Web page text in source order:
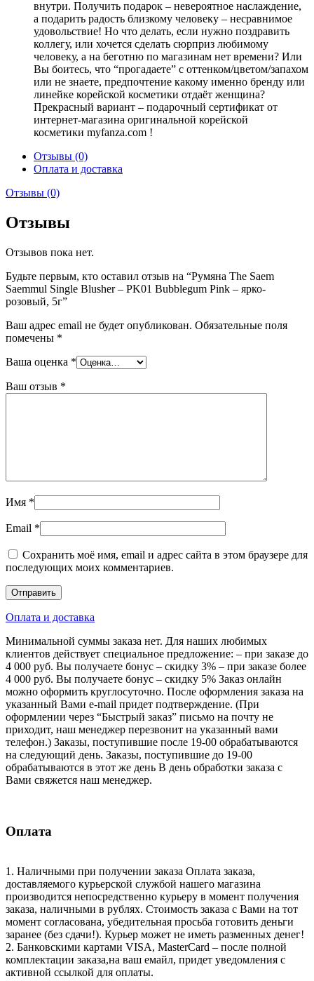
внутри. Получить подарок – невероятное наслаждение,
а подарить радость близкому человеку – несравнимое
удовольствие! Но что делать, если нужно поздравить
коллегу, или хочется сделать сюрприз любимому
человеку, а на беготню по магазинам нет времени? Или
Вы боитесь, что “прогадаете” с оттенком/цветом/запахом
или не знаете, предпочтение какому именно бренду или
линейке корейской косметики отдаёт женщина?
Прекрасный вариант – подарочный сертификат от
интернет-магазина оригинальной корейской
косметики myfanza.com !
Отзывы (0)
Оплата и доставка
Отзывы (0)
Отзывы
Отзывов пока нет.
Будьте первым, кто оставил отзыв на “Румяна The Saem
Saemmul Single Blusher – PK01 Bubblegum Pink – ярко-
розовый, 5г”
Ваш адрес email не будет опубликован. Обязательные поля
помечены *
Ваша оценка *
Ваш отзыв *
Имя *
Email *
Сохранить моё имя, email и адрес сайта в этом браузере для
последующих моих комментариев.
Оплата и доставка
Минимальной суммы заказа нет. Для наших любимых
клиентов действует специальное предложение: – при заказе до
4 000 руб. Вы получаете бонус – скидку 3% – при заказе более
4 000 руб. Вы получаете бонус – скидку 5% Заказ онлайн
можно оформить круглосуточно. После оформления заказа на
указанный Вами e-mail придет подтверждение. (При
оформлении через “Быстрый заказ” письмо на почту не
приходит, наш менеджер перезвонит на указанный вами
телефон.) Заказы, поступившие после 19-00 обрабатываются
на следующий день. Заказы, поступившие до 19-00
обрабатываются в этот же день В день обработки заказа с
Вами свяжется наш менеджер.
Оплата
1. Наличными при получении заказа Оплата заказа,
доставляемого курьерской службой нашего магазина
производится непосредственно курьеру в момент получения
заказа, наличными в рублях. Стоимость заказа с Вами на тот
момент согласована, убедительная просьба готовить деньги
заранее (без сдачи!). Курьер может не иметь разменных денег!
2. Банковскими картами VISA, MasterCard – после полной
комплектации заказа,на ваш емайл, придет уведомления с
активной ссылкой для оплаты.